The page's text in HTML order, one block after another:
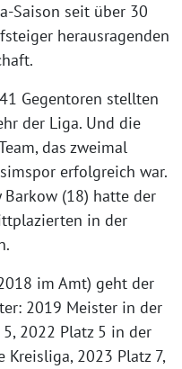
Saison seit über 30
herausragenden
Gegentoren stellten
der Liga. Und die
das zweimal
erfolgreich war.
Barkow (18) hatte der
in der
im Amt) geht der
2019 Meister in der
2022 Platz 5 in der
2023 Platz 7,